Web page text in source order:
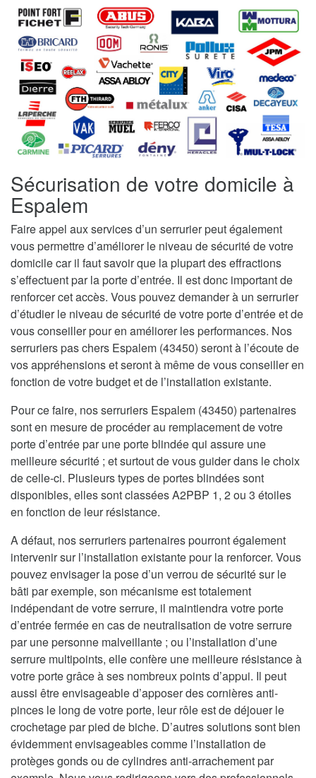
Sécurisation de votre domicile à
Espalem
Faire appel aux services d’un serrurier peut également
vous permettre d’améliorer le niveau de sécurité de votre
domicile car il faut savoir que la plupart des effractions
s’effectuent par la porte d’entrée. Il est donc important de
renforcer cet accès. Vous pouvez demander à un serrurier
d’étudier le niveau de sécurité de votre porte d’entrée et de
vous conseiller pour en améliorer les performances. Nos
serruriers pas chers Espalem (43450) seront à l’écoute de
vos appréhensions et seront à même de vous conseiller en
fonction de votre budget et de l’installation existante.
Pour ce faire, nos serruriers Espalem (43450) partenaires
sont en mesure de procéder au remplacement de votre
porte d’entrée par une porte blindée qui assure une
meilleure sécurité ; et surtout de vous guider dans le choix
de celle-ci. Plusieurs types de portes blindées sont
disponibles, elles sont classées A2PBP 1, 2 ou 3 étoiles
en fonction de leur résistance.
A défaut, nos serruriers partenaires pourront également
intervenir sur l’installation existante pour la renforcer. Vous
pouvez envisager la pose d’un verrou de sécurité sur le
bâti par exemple, son mécanisme est totalement
indépendant de votre serrure, il maintiendra votre porte
d’entrée fermée en cas de neutralisation de votre serrure
par une personne malveillante ; ou l’installation d’une
serrure multipoints, elle confère une meilleure résistance à
votre porte grâce à ses nombreux points d’appui. Il peut
aussi être envisageable d’apposer des cornières anti-
pinces le long de votre porte, leur rôle est de déjouer le
crochetage par pied de biche. D’autres solutions sont bien
évidemment envisageables comme l’installation de
protèges gonds ou de cylindres anti-arrachement par